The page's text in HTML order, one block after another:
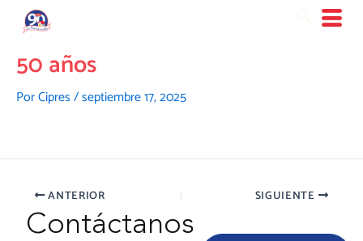
50 años
PorCipres/septiembre 17, 2025
ANTERIOR SIGUIENTE
Contáctanos